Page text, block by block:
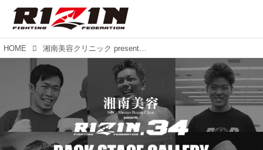
HOME 湘南美容クリニック presents RIZIN.34 BACKSTAGE GALLERY vol.1